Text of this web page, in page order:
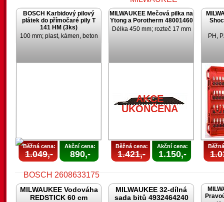
BOSCH Karbidový pilový
plátek do přímočaré pily T
141 HM (3ks)
100 mm; plast, kámen, beton
Běžná cena:
1.049,-
Akční cena:
890,-
MILWAUKEE Mečová pilka na
Ytong a Porotherm 48001460
Délka 450 mm; rozteč 17 mm
AKCE
UKONČENA
Běžná cena:
1.421,-
Akční cena:
1.150,-
PH,
MILWAUKEE Vodováha
REDSTICK 60 cm
MILWAUKEE 32-dílná
sada bitů 4932464240